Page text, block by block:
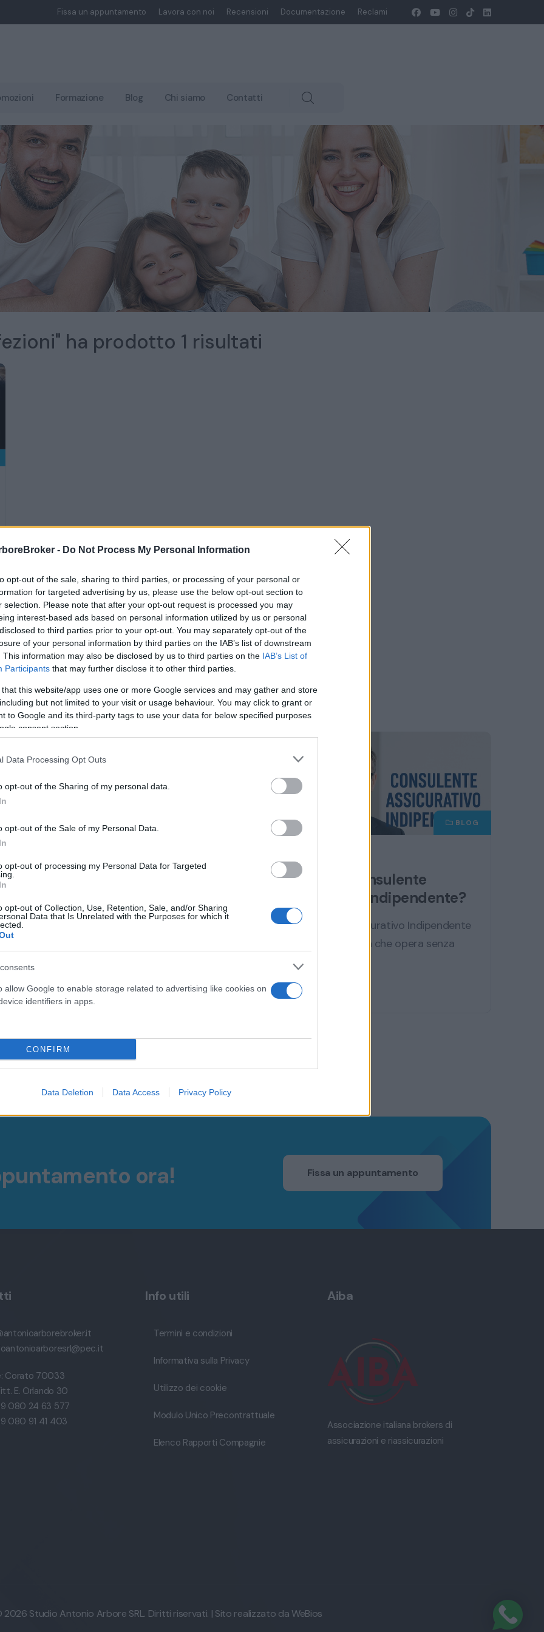
- Do Not Process My Personal Information
opt-out of the sale, sharing to third parties, or processing of your personal or
for targeted advertising by us, please use the below opt-out section to
selection. Please note that after your opt-out request is processed you may
interest-based ads based on personal information utilized by us or personal
to third parties prior to your opt-out. You may separately opt-out of the
of your personal information by third parties on the IAB’s list of downstream
This information may also be disclosed by us to third parties on the IAB’s List of
Participants that may further disclose it to other third parties.
that this website/app uses one or more Google services and may gather and store
but not limited to your visit or usage behaviour. You may click to grant or
to Google and its third-party tags to use your data for below specified purposes
consent section.
Data Processing Opt Outs
opt-out of the Sharing of my personal data.
opt-out of the Sale of my Personal Data.
opt-out of processing my Personal Data for Targeted
opt-out of Collection, Use, Retention, Sale, and/or Sharing
Data that Is Unrelated with the Purposes for which it
allow Google to enable storage related to advertising like cookies on
identifiers in apps.
CONFIRM
Data Deletion Data Access Privacy Policy
Fissa un appuntamento Lavora con noi Recensioni Documentazione Reclami
Formazione Blog Chi siamo Contatti
ha prodotto 1 risultati
NEWS RECENTI
Le ultime notizie dal
nostro blog
Copertura Estetica e la
Completa
attuativi della Legge Gelli, la
Continua
BLOG
Sai chi è il Consulente
Assicurativo Indipendente?
Il Consulente Assicurativo Indipendente
è un professionista che opera senza
vincoli esclusivi...
Continua
ora! Fissa un appuntamento
Corato 70033
E. Orlando 30
080 24 63 577
080 91 41 403
Info utili
Termini e condizioni
Informativa sulla Privacy
Utilizzo dei cookie
Modulo Unico Precontrattuale
Elenco Rapporti Compagnie
Aiba
Associazione italiana brokers di
assicurazioni e riassicurazioni
Studio Antonio Arbore SRL. Diritti riservati. | Sito realizzato da WeBios